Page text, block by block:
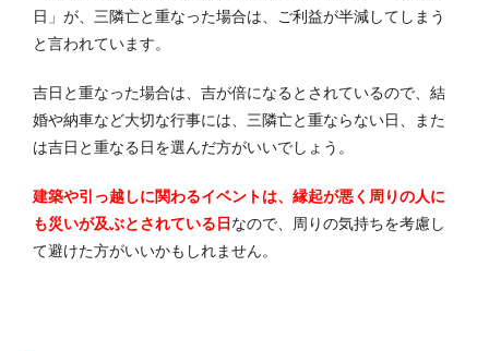
日」が、三隣亡と重なった場合は、ご利益が半減してしまう
と言われています。
吉日と重なった場合は、吉が倍になるとされているので、結
婚や納車など大切な行事には、三隣亡と重ならない日、また
は吉日と重なる日を選んだ方がいいでしょう。
建築や引っ越しに関わるイベントは、縁起が悪く周りの人に
も災いが及ぶとされている日 なので、周りの気持ちを考慮し
て避けた方がいいかもしれません。